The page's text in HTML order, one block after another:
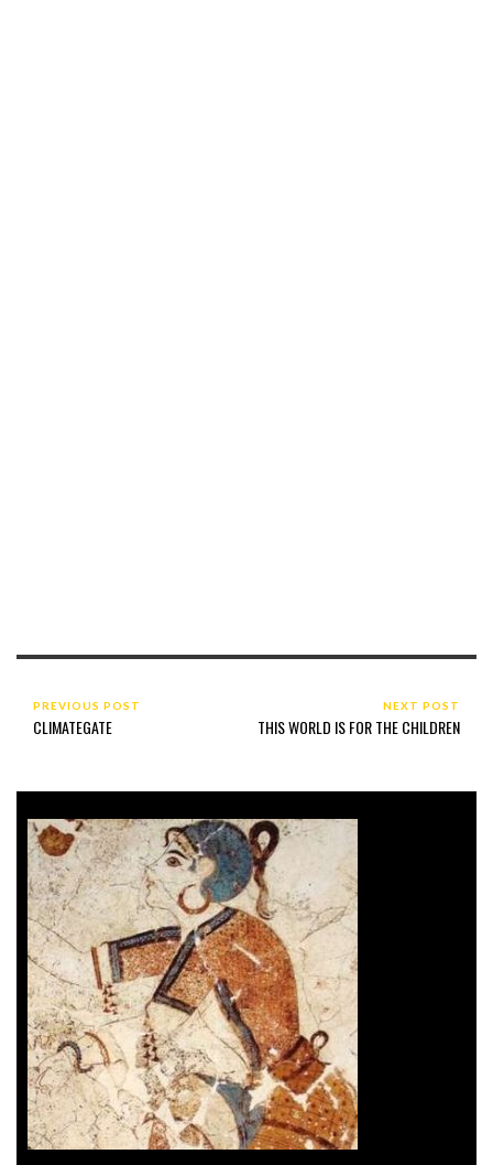
PREVIOUS POST
CLIMATEGATE
NEXT POST
THIS WORLD IS FOR THE CHILDREN